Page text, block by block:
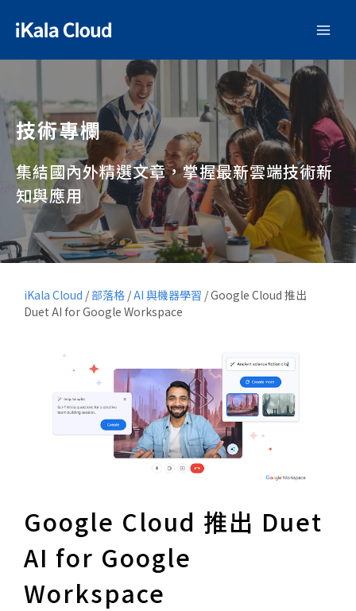
技術專欄
集結國內外精選文章，掌握最新雲端技術新
知與應用
iKala Cloud /部落格 /AI 與機器學習 /Google Cloud 推出
Duet AI for Google Workspace
Google Cloud 推出 Duet
AI for Google
Workspace